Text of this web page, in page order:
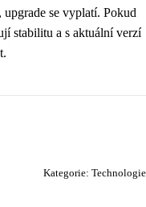
upgrade se vyplatí. Pokud
stabilitu a s aktuální verzí
Kategorie: Technologie